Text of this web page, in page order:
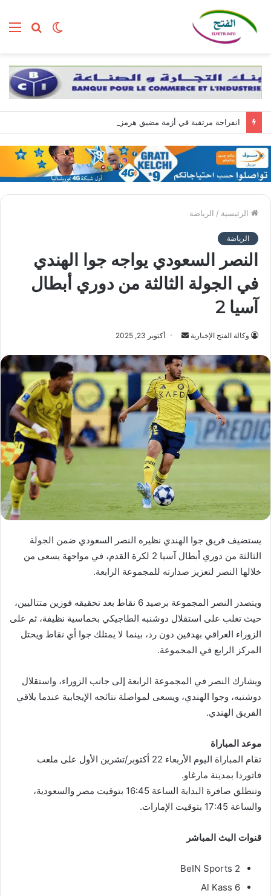
بحث الوضع
الرئيسية / الرياضة
الرياضة
النصر السعودي يواجه جوا الهندي
في الجولة الثالثة من دوري أبطال
آسيا 2
وكالة الفتح الإخبارية
أرسل
إلكترونيا
أكتوبر 23, 2025
يستضيف فريق جوا الهندي نظيره النصر السعودي ضمن الجولة
الثالثة من دوري أبطال آسيا 2 لكرة القدم، في مواجهة يسعى من
خلالها النصر لتعزيز صدارته للمجموعة الرابعة.
ويتصدر النصر المجموعة برصيد 6 نقاط بعد تحقيقه فوزين متتاليين،
حيث تغلب على استقلال دوشنبه الطاجيكي بخماسية نظيفة، ثم على
الزوراء العراقي بهدفين دون رد، بينما لا يمتلك جوا أي نقاط ويحتل
المركز الرابع في المجموعة.
ويشارك النصر في المجموعة الرابعة إلى جانب الزوراء، واستقلال
دوشنبه، وجوا الهندي، ويسعى لمواصلة نتائجه الإيجابية عندما يلاقي
الفريق الهندي.
موعد المباراة
تقام المباراة اليوم الأربعاء 22 أكتوبر/تشرين الأول على ملعب
فاتوردا بمدينة مارغاو.
وتنطلق صافرة البداية الساعة 16:45 بتوقيت مصر والسعودية،
والساعة 17:45 بتوقيت الإمارات.
قنوات البث المباشر
BeIN Sports 2
Al Kass 6